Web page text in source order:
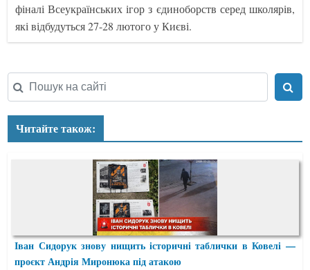
фіналі Всеукраїнських ігор з єдиноборств серед школярів,
які відбудуться 27-28 лютого у Києві.
Читайте також:
Іван Сидорук знову нищить історичні таблички в Ковелі —
проєкт Андрія Миронюка під атакою